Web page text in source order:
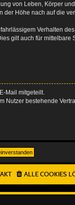
von Leben, Körper
Höhe nach auf die
Verhalten
gilt auch für mittelbare
Mail mitgeteilt.
Nutzer bestehende
ALLE COOKIES